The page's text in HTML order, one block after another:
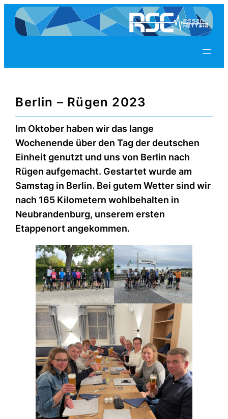
Zum
Inhalt
springen
Berlin – Rügen 2023
Im Oktober haben wir das lange
Wochenende über den Tag der deutschen
Einheit genutzt und uns von Berlin nach
Rügen aufgemacht. Gestartet wurde am
Samstag in Berlin. Bei gutem Wetter sind wir
nach 165 Kilometern wohlbehalten in
Neubrandenburg, unserem ersten
Etappenort angekommen.